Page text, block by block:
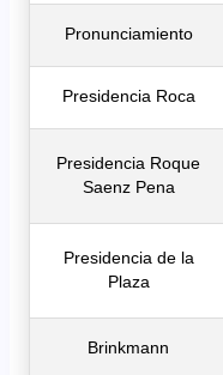
Pronunciamiento
Presidencia Roca
Presidencia Roque
Saenz Pena
Presidencia de la
Plaza
Brinkmann